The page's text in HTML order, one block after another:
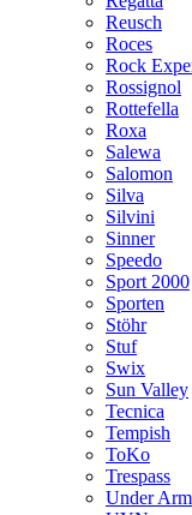
Reusch
Roces
Rock
Rossignol
Rottefella
Roxa
Salewa
Salomon
Silva
Silvini
Sinner
Speedo
Sport 2000
Sporten
Stöhr
Stuf
Swix
Sun Valley
Tecnica
Tempish
ToKo
Trespass
Under